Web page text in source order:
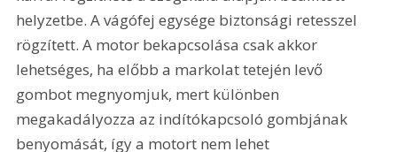
helyzetbe. A vágófej egysége biztonsági retesszel
rögzített. A motor bekapcsolása csak akkor
lehetséges, ha előbb a markolat tetején levő
gombot megnyomjuk, mert különben
megakadályozza az indítókapcsoló gombjának
benyomását, így a motort nem lehet